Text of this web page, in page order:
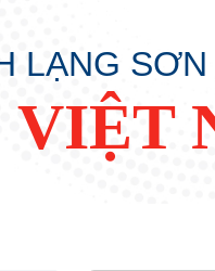
LẠNG SƠN
VIỆT